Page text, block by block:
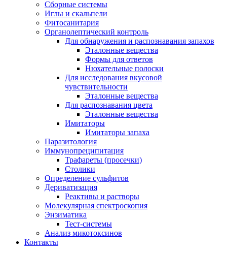
Сборные системы
Иглы и скальпели
Фитосанитария
Органолептический контроль
Для обнаружения и распознавания запахов
Эталонные вещества
Формы для ответов
Нюхательные полоски
Для исследования вкусовой
чувствительности
Эталонные вещества
Для распознавания цвета
Эталонные вещества
Имитаторы
Имитаторы запаха
Паразитология
Иммунопреципитация
Трафареты (просечки)
Столики
Определение сульфитов
Дериватизация
Реактивы и растворы
Молекулярная спектроскопия
Энзиматика
Тест-системы
Анализ микотоксинов
Контакты